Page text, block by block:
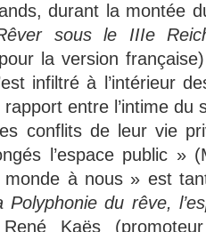
durant la montée
sous le IIIe
la version
infiltré à l’intérieur
entre l’intime du
conflits de leur vie
l’espace public »
monde à nous » est
Polyphonie du rêve,
Kaës